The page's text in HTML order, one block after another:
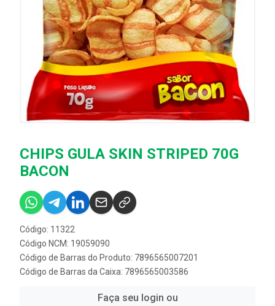
CHIPS GULA SKIN STRIPED 70G
BACON
Código: 11322
Código NCM: 19059090
Código de Barras do Produto: 7896565007201
Código de Barras da Caixa: 7896565003586
Faça seu login ou